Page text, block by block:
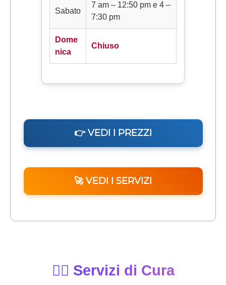
Sabato
7 am – 12:50 pm e 4 –
7:30 pm
Dome
nica
Chiuso
👉 VEDI I PREZZI
🚀 VEDI I SERVIZI
💇‍♂️ Servizi di Cura